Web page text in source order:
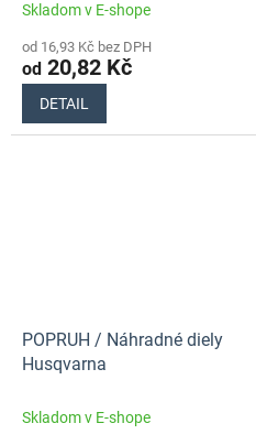
Skladom v E-shope
od 16,93 Kč bez DPH
od 20,82 Kč
DETAIL
POPRUH / Náhradné diely
Husqvarna
Skladom v E-shope